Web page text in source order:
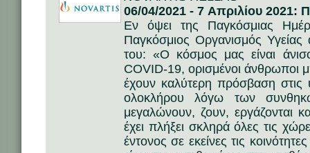
06/04/2021 - 7 Απριλίου 2021:
Εν όψει της Παγκόσμιας
Παγκόσμιος Οργανισμός Υγείας
του: «Ο κόσμος μας είναι
COVID-19, ορισμένοι άνθρωποι
έχουν καλύτερη πρόσβαση στις
ολοκλήρου λόγω των
μεγαλώνουν, ζουν, εργάζονται
έχει πλήξει σκληρά όλες τις
έντονος σε εκείνες τις